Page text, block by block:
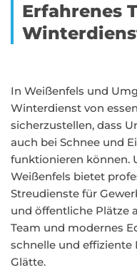
Erfahrenes
In Weißenfels und
Winterdienst von
sicherzustellen, dass
auch bei Schnee und
funktionieren können.
Weißenfels bietet
Streudienste für
und öffentliche Plätze
Team und modernes
schnelle und effiziente
Glätte.